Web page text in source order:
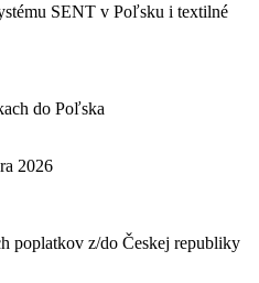
SENT v Poľsku i textilné
do Poľska
2026
poplatkov z/do Českej republiky